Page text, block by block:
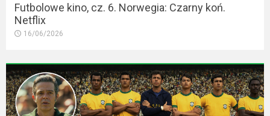
Futbolowe kino, cz. 6. Norwegia: Czarny koń.
Netflix
16/06/2026